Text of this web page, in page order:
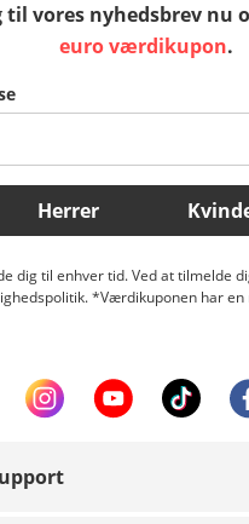
Slovenija
Danmark
Flere lande
til vores nyhedsbrev nu
euro værdikupon.
Herrer
dig til enhver tid. Ved at tilmelde
*Værdikuponen har